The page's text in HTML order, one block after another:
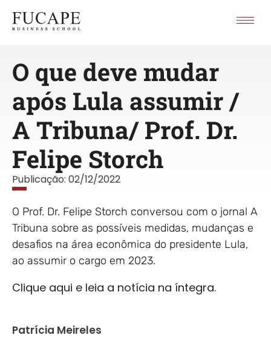
O que deve mudar
após Lula assumir /
A Tribuna/ Prof. Dr.
Felipe Storch
Publicação: 02/12/2022
O Prof. Dr. Felipe Storch conversou com o jornal A
Tribuna sobre as possíveis medidas, mudanças e
desafios na área econômica do presidente Lula,
ao assumir o cargo em 2023.
Clique aqui e leia a notícia na íntegra.
Patrícia Meireles